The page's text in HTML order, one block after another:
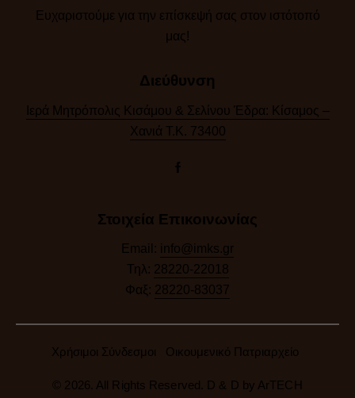
Ευχαριστούμε για την επίσκεψή σας στον ιστότοπό
μας!​
Διεύθυνση
Ιερά Μητρόπολις Κισάμου & Σελίνου Έδρα: Κίσαμος –
Χανιά Τ.Κ. 73400
Στοιχεία Επικοινωνίας
Email: info@imks.gr
Τηλ: 28220-22018
Φαξ: 28220-83037
Χρήσιμοι Σύνδεσμοι Οικουμενικό Πατριαρχείο
© 2026. All Rights Reserved. D & D by ArTECH